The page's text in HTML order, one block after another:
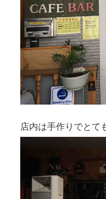
店内は手作りでとて